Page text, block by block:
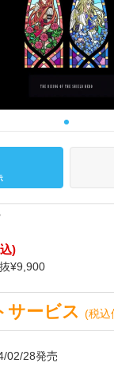
)
¥9,900
サービス(税込
02/28発売